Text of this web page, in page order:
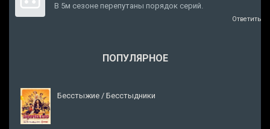
В 5м сезоне перепутаны порядок серий.
Ответить
ПОПУЛЯРНОЕ
Бесстыжие / Бесстыдники